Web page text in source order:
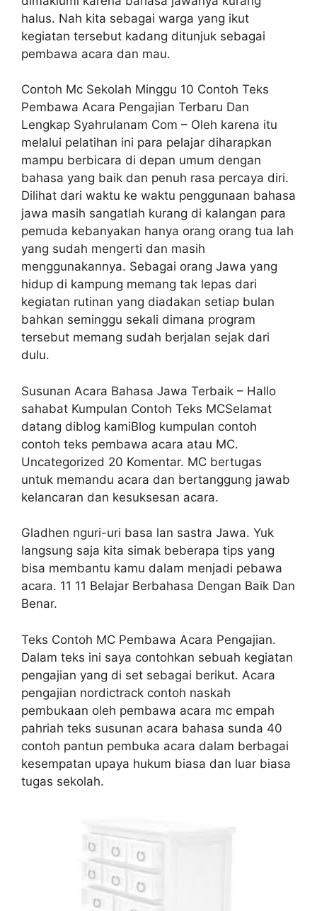
halus. Nah kita sebagai warga yang ikut
kegiatan tersebut kadang ditunjuk sebagai
pembawa acara dan mau.
Contoh Mc Sekolah Minggu 10 Contoh Teks
Pembawa Acara Pengajian Terbaru Dan
Lengkap Syahrulanam Com – Oleh karena itu
melalui pelatihan ini para pelajar diharapkan
mampu berbicara di depan umum dengan
bahasa yang baik dan penuh rasa percaya diri.
Dilihat dari waktu ke waktu penggunaan bahasa
jawa masih sangatlah kurang di kalangan para
pemuda kebanyakan hanya orang orang tua lah
yang sudah mengerti dan masih
menggunakannya. Sebagai orang Jawa yang
hidup di kampung memang tak lepas dari
kegiatan rutinan yang diadakan setiap bulan
bahkan seminggu sekali dimana program
tersebut memang sudah berjalan sejak dari
dulu.
Susunan Acara Bahasa Jawa Terbaik – Hallo
sahabat Kumpulan Contoh Teks MCSelamat
datang diblog kamiBlog kumpulan contoh
contoh teks pembawa acara atau MC.
Uncategorized 20 Komentar. MC bertugas
untuk memandu acara dan bertanggung jawab
kelancaran dan kesuksesan acara.
Gladhen nguri-uri basa lan sastra Jawa. Yuk
langsung saja kita simak beberapa tips yang
bisa membantu kamu dalam menjadi pebawa
acara. 11 11 Belajar Berbahasa Dengan Baik Dan
Benar.
Teks Contoh MC Pembawa Acara Pengajian.
Dalam teks ini saya contohkan sebuah kegiatan
pengajian yang di set sebagai berikut. Acara
pengajian nordictrack contoh naskah
pembukaan oleh pembawa acara mc empah
pahriah teks susunan acara bahasa sunda 40
contoh pantun pembuka acara dalam berbagai
kesempatan upaya hukum biasa dan luar biasa
tugas sekolah.